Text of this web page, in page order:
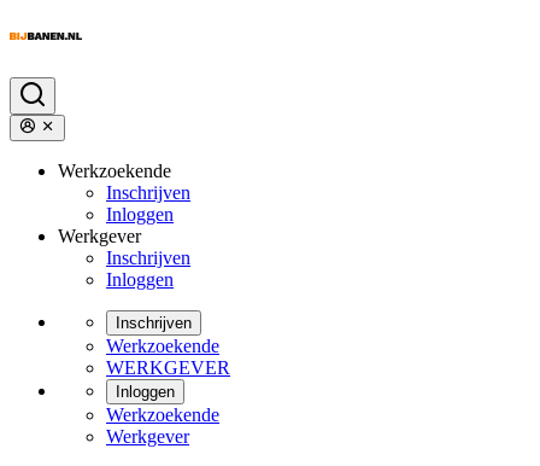
Werkzoekende
Inschrijven
Inloggen
Werkgever
Inschrijven
Inloggen
Inschrijven
Werkzoekende
WERKGEVER
Inloggen
Werkzoekende
Werkgever